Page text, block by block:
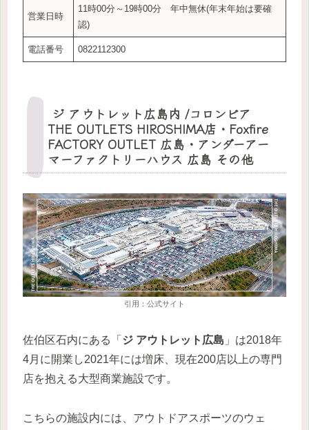
営業日時
11時00分～19時00分 年中無休(年末年始は要確
認)
電話番号 0822112300
ジ アウトレット広島内 /コロンビア
THE OUTLETS HIROSHIMA店・Foxfire
FACTORY OUTLET 広島・アンダーアー
マーファクトリーハウス 広島 その他
引用：公式サイト
佐伯区石内にある「 ジ アウトレット広島 」は2018年
4月に開業し2021年には増床、現在200店以上の専門
店を抱える大型商業施設です。
こちらの施設内には、アウトドアスポーツのウェ